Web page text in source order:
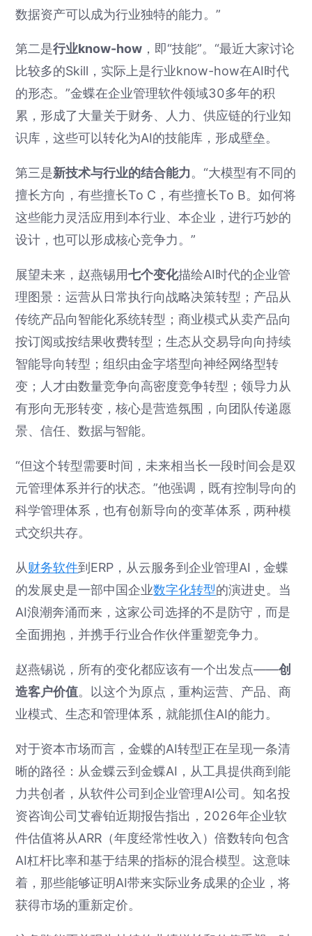
数据资产可以成为行业独特的能力。”
第二是行业know-how ，即“技能”。“最近大家讨论
比较多的Skill，实际上是行业know-how在AI时代
的形态。”金蝶在企业管理软件领域30多年的积
累，形成了大量关于财务、人力、供应链的行业知
识库，这些可以转化为AI的技能库，形成壁垒。
第三是新技术与行业的结合能力。“大模型有不同的
擅长方向，有些擅长To C，有些擅长To B。如何将
这些能力灵活应用到本行业、本企业，进行巧妙的
设计，也可以形成核心竞争力。”
展望未来，赵燕锡用七个变化描绘AI时代的企业管
理图景：运营从日常执行向战略决策转型；产品从
传统产品向智能化系统转型；商业模式从卖产品向
按订阅或按结果收费转型；生态从交易导向向持续
智能导向转型；组织由金字塔型向神经网络型转
变；人才由数量竞争向高密度竞争转型；领导力从
有形向无形转变，核心是营造氛围，向团队传递愿
景、信任、数据与智能。
“但这个转型需要时间，未来相当长一段时间会是双
元管理体系并行的状态。”他强调，既有控制导向的
科学管理体系，也有创新导向的变革体系，两种模
式交织共存。
从财务软件到ERP，从云服务到企业管理AI，金蝶
的发展史是一部中国企业数字化转型的演进史。当
AI浪潮奔涌而来，这家公司选择的不是防守，而是
全面拥抱，并携手行业合作伙伴重塑竞争力。
赵燕锡说，所有的变化都应该有一个出发点——创
造客户价值。以这个为原点，重构运营、产品、商
业模式、生态和管理体系，就能抓住AI的能力。
对于资本市场而言，金蝶的AI转型正在呈现一条清
晰的路径：从金蝶云到金蝶AI，从工具提供商到能
力共创者，从软件公司到企业管理AI公司。知名投
资咨询公司艾睿铂近期报告指出，2026年企业软
件估值将从ARR（年度经常性收入）倍数转向包含
AI杠杆比率和基于结果的指标的混合模型。这意味
着，那些能够证明AI带来实际业务成果的企业，将
获得市场的重新定价。